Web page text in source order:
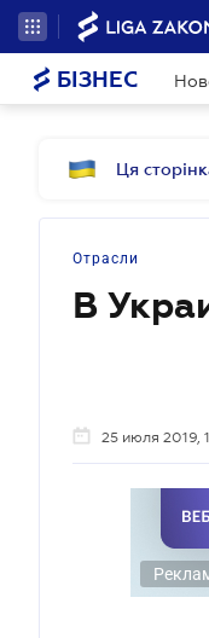
БІЗНЕС
Ця
Отрасли
В
25 июля 2019,